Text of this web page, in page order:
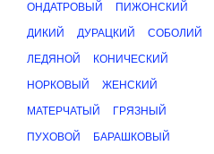
ОНДАТРОВЫЙ ПИЖОНСКИЙ
ДИКИЙ ДУРАЦКИЙ СОБОЛИЙ
ЛЕДЯНОЙ КОНИЧЕСКИЙ
НОРКОВЫЙ ЖЕНСКИЙ
МАТЕРЧАТЫЙ ГРЯЗНЫЙ
ПУХОВОЙ БАРАШКОВЫЙ